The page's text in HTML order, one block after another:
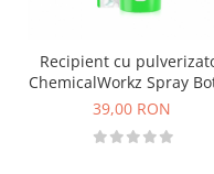
Recipient cu
ChemicalWorkz Spray
750ml
39,00 RON